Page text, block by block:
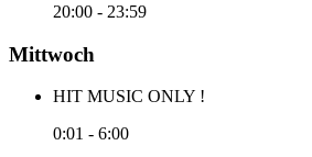
20:00 - 23:59
Mittwoch
HIT MUSIC ONLY !
0:01 - 6:00